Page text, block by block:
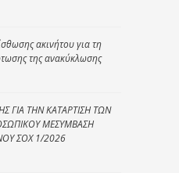
ακινήτου για τη
της ανακύκλωσης
ΓΙΑ ΤΗΝ ΚΑΤΑΡΤΙΣΗ ΤΩΝ
ΜΕΣΥΜΒΑΣΗ
ΣΟΧ 1/2026